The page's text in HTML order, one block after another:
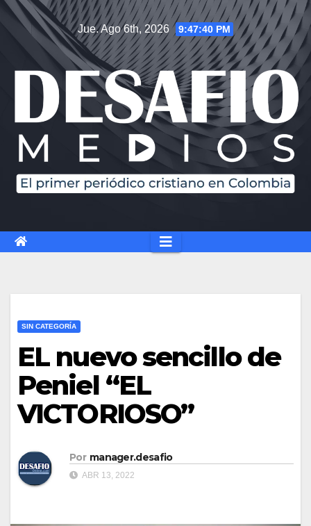
Jue. Ago 6th, 2026 9:47:41 PM
SIN CATEGORÍA
EL nuevo sencillo de
Peniel “EL
VICTORIOSO”
Por manager.desafio
ABR 13, 2022